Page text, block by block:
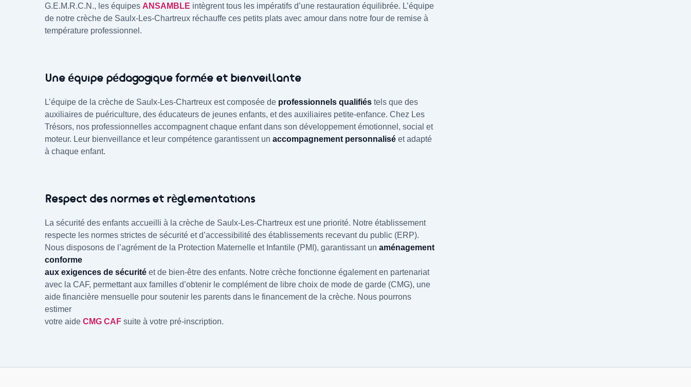
G.E.M.R.C.N., les équipes ANSAMBLE intègrent tous les impératifs d’une restauration équilibrée. L’équipe
de notre crèche de Saulx-Les-Chartreux réchauffe ces petits plats avec amour dans notre four de remise à
température professionnel.
Une équipe pédagogique formée et bienveillante
L’équipe de la crèche de Saulx-Les-Chartreux est composée de professionnels qualifiés tels que des
auxiliaires de puériculture, des éducateurs de jeunes enfants, et des auxiliaires petite-enfance. Chez Les
Trésors, nos professionnelles accompagnent chaque enfant dans son développement émotionnel, social et
moteur. Leur bienveillance et leur compétence garantissent un accompagnement personnalisé et adapté
à chaque enfant.
Respect des normes et règlementations
La sécurité des enfants accueilli à la crèche de Saulx-Les-Chartreux est une priorité. Notre établissement
respecte les normes strictes de sécurité et d’accessibilité des établissements recevant du public (ERP).
Nous disposons de l’agrément de la Protection Maternelle et Infantile (PMI), garantissant un aménagement
conforme
aux exigences de sécurité et de bien-être des enfants. Notre crèche fonctionne également en partenariat
avec la CAF, permettant aux familles d’obtenir le complément de libre choix de mode de garde (CMG), une
aide financière mensuelle pour soutenir les parents dans le financement de la crèche. Nous pourrons
estimer
votre aide CMG CAF suite à votre pré-inscription.